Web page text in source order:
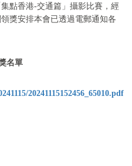
點香港-交通篇 」攝影比賽，經
獎安排本會已透過電郵通知各
名單
20241115152456_65010.pdf